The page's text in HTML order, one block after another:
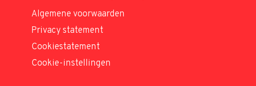
Algemene voorwaarden
Privacy statement
Cookiestatement
Cookie-instellingen